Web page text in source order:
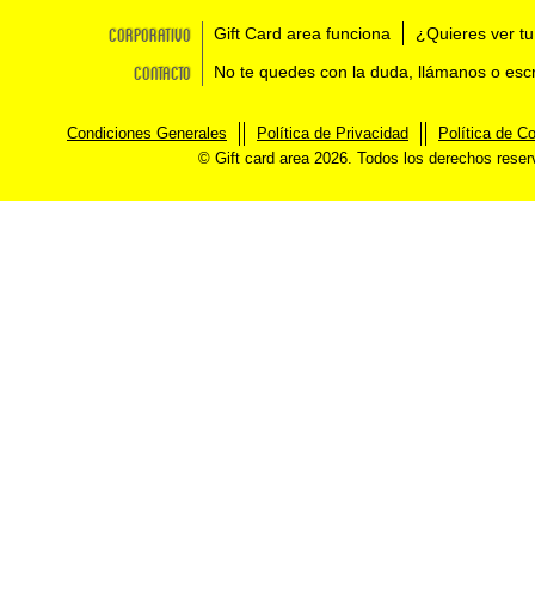
Corporativo Gift Card area funciona ¿Quieres ver
Contacto No te quedes con la duda, llámanos o
Condiciones Generales Política de Privacidad
Política de
© Gift card area 2026. Todos los derechos